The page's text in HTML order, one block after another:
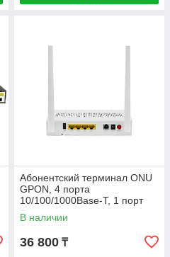
Абонентский терминал ONU
GPON, 4 порта
10/100/1000Base-T, 1 порт
POTS, WiFi 2.4/5
В наличии
36 800 ₸